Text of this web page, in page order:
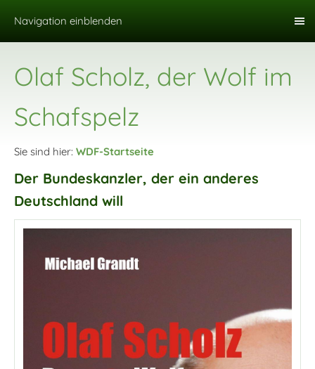
Navigation einblenden
Olaf Scholz, der Wolf im
Schafspelz
Sie sind hier: WDF-Startseite
Der Bundeskanzler, der ein anderes
Deutschland will